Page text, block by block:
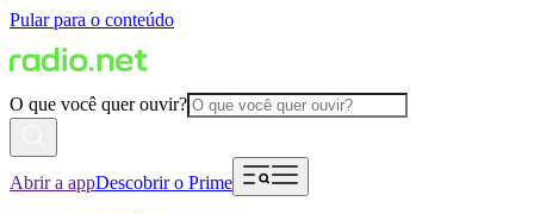
Pular para o conteúdo
O que você quer ouvir?
Abrir a appDescobrir o Prime